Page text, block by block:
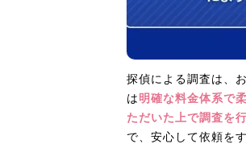
探偵による調査は、
は明確な料金体系で
ただいた上で調査を
で、安心して依頼を